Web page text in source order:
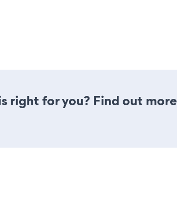
right for you? Find out more